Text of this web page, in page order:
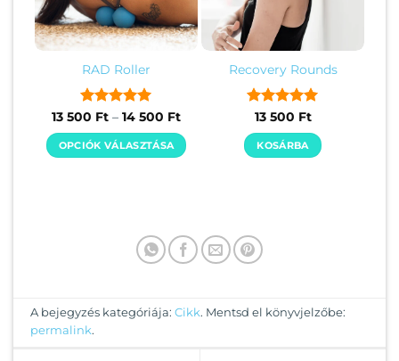
RAD Roller
Értékelés:5
/ 5
13 500 Ft – 14 500 FtÁrtartomány:
500 Ft
-
OPCIÓK VÁLASZTÁSA
variációja
van.
a
Recovery Rounds
Értékelés:5
/ 5
13 500 Ft
KOSÁRBA
A bejegyzés kategóriája:Cikk. Mentsd el könyvjelzőbe:
permalink.